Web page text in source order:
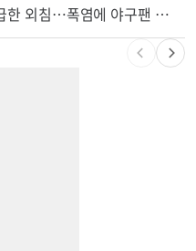
“경기 중단시켜!” 심판진 다급한 외침…폭염에 야구팬 쓰러졌다